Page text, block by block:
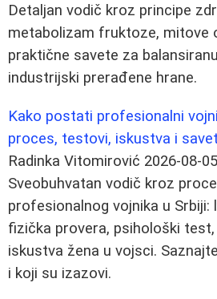
Detaljan vodič kroz principe
metabolizam fruktoze, mitove
praktične savete za
industrijski prerađene hrane.
Kako postati profesionalni
proces, testovi, iskustva i
Radinka Vitomirović 2026-08-05
Sveobuhvatan vodič kroz
profesionalnog vojnika u Srbiji:
fizička provera, psihološki
iskustva žena u vojsci.
i koji su izazovi.